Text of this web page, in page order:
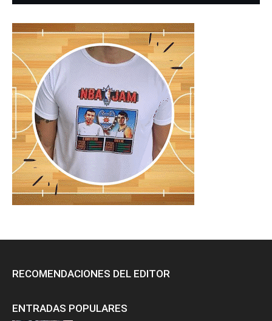
RECOMENDACIONES DEL EDITOR
ENTRADAS POPULARES